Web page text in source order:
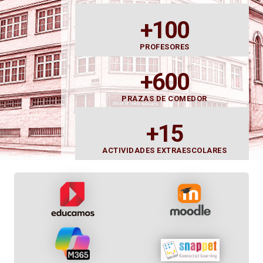
+100
PROFESORES
+600
PRAZAS DE COMEDOR
+15
ACTIVIDADES EXTRAESCOLARES